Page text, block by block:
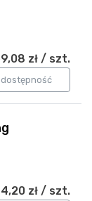
zł / szt.
zł / szt.